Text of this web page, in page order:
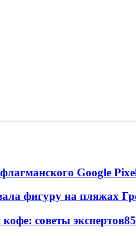
Google
фигуру на пляжах
советы экспертов